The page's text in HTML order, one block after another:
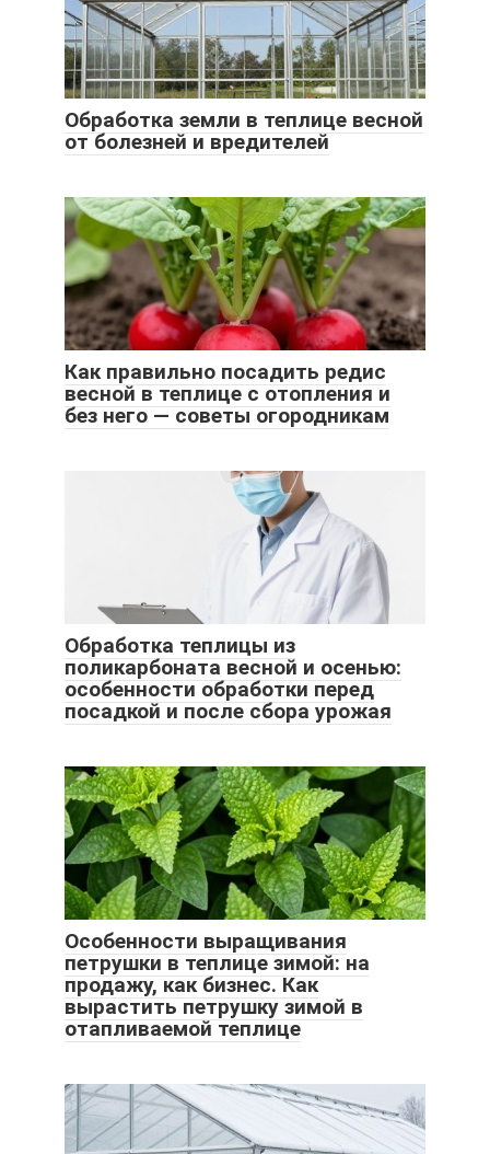
Обработка земли в теплице весной
от болезней и вредителей
Как правильно посадить редис
весной в теплице с отопления и
без него — советы огородникам
Обработка теплицы из
поликарбоната весной и осенью:
особенности обработки перед
посадкой и после сбора урожая
Особенности выращивания
петрушки в теплице зимой: на
продажу, как бизнес. Как
вырастить петрушку зимой в
отапливаемой теплице